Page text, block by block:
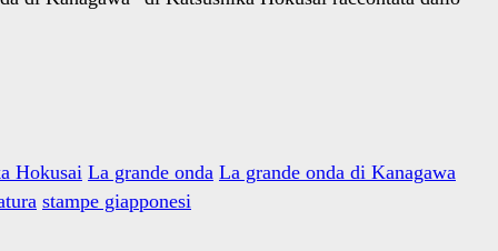
Hokusai La grande onda La grande onda di Kanagawa
stampe giapponesi